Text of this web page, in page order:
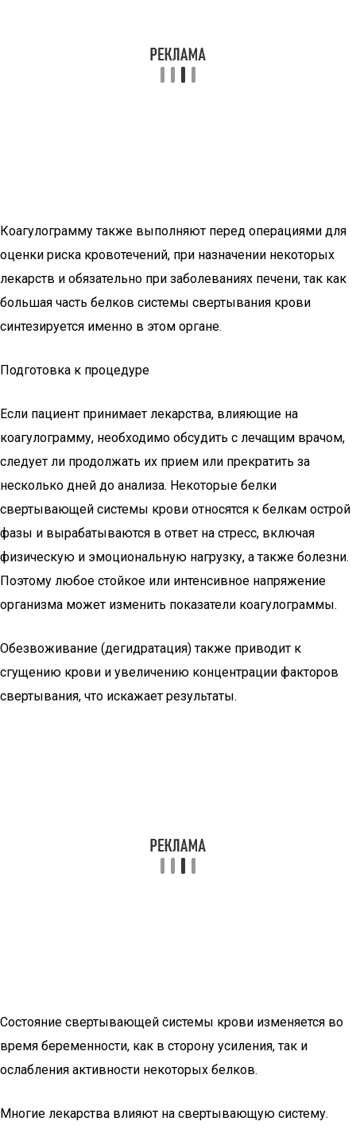
Коагулограмму также выполняют перед операциями для
оценки риска кровотечений, при назначении некоторых
лекарств и обязательно при заболеваниях печени, так как
большая часть белков системы свертывания крови
синтезируется именно в этом органе.
Подготовка к процедуре
Если пациент принимает лекарства, влияющие на
коагулограмму, необходимо обсудить с лечащим врачом,
следует ли продолжать их прием или прекратить за
несколько дней до анализа. Некоторые белки
свертывающей системы крови относятся к белкам острой
фазы и вырабатываются в ответ на стресс, включая
физическую и эмоциональную нагрузку, а также болезни.
Поэтому любое стойкое или интенсивное напряжение
организма может изменить показатели коагулограммы.
Обезвоживание (дегидратация) также приводит к
сгущению крови и увеличению концентрации факторов
свертывания, что искажает результаты.
Состояние свертывающей системы крови изменяется во
время беременности, как в сторону усиления, так и
ослабления активности некоторых белков.
Многие лекарства влияют на свертывающую систему.